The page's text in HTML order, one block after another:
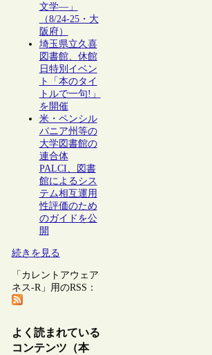
文学―」
（8/24-25・大
阪府）
埼玉県立久喜
図書館、休館
日特別イベン
ト「本のタイ
トルで一句!」
を開催
米・ペンシル
バニア州等の
大学図書館の
連合体
PALCI、図書
館によるシス
テム相互運用
性評価のため
のガイドを公
開
続きを見る
「カレントアウェア
ネス-R」用のRSS：
よく読まれている
コンテンツ（本